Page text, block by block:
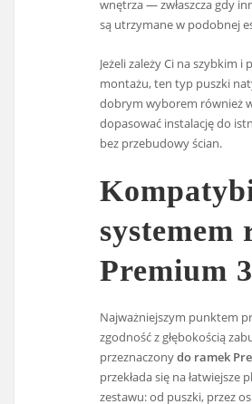
wnętrza — zwłaszcza gdy
są utrzymane w podobnej
Jeżeli zależy Ci na szybkim
montażu, ten typ puszki
dobrym wyborem również
dopasować instalację do
bez przebudowy ścian.
systemem
Premium
Najważniejszym punktem
zgodność z głębokością
przeznaczonydo ramek
przekłada się na łatwiejsze
zestawu: od puszki, przez